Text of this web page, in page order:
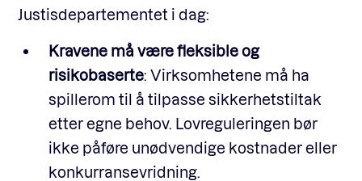
Justisdepartementet i dag:
Kravene må være fleksible og
risikobaserte: Virksomhetene må ha
spillerom til å tilpasse sikkerhetstiltak
etter egne behov. Lovreguleringen bør
ikke påføre unødvendige kostnader eller
konkurransevridning.